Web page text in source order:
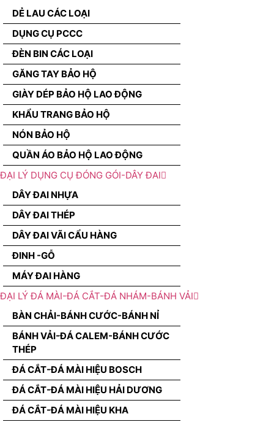
DẺ LAU CÁC LOẠI
DỤNG CỤ PCCC
ĐÈN BIN CÁC LOẠI
GĂNG TAY BẢO HỘ
GIÀY DÉP BẢO HỘ LAO ĐỘNG
KHẨU TRANG BẢO HỘ
NÓN BẢO HỘ
QUẦN ÁO BẢO HỘ LAO ĐỘNG
ĐẠI LÝ DỤNG CỤ ĐÓNG GÓI-DÂY ĐAI
DÂY ĐAI NHỰA
DÂY ĐAI THÉP
DÂY ĐAI VÃI CẨU HÀNG
ĐINH -GỖ
MÁY ĐAI HÀNG
ĐẠI LÝ ĐÁ MÀI-ĐÁ CẮT-ĐÁ NHÁM-BÁNH VẢI
BÀN CHẢI-BÁNH CƯỚC-BÁNH NỈ
BÁNH VẢI-ĐÁ CALEM-BÁNH CƯỚC
THÉP
ĐÁ CẮT-ĐÁ MÀI HIỆU BOSCH
ĐÁ CẮT-ĐÁ MÀI HIỆU HẢI DƯƠNG
ĐÁ CẮT-ĐÁ MÀI HIỆU KHA